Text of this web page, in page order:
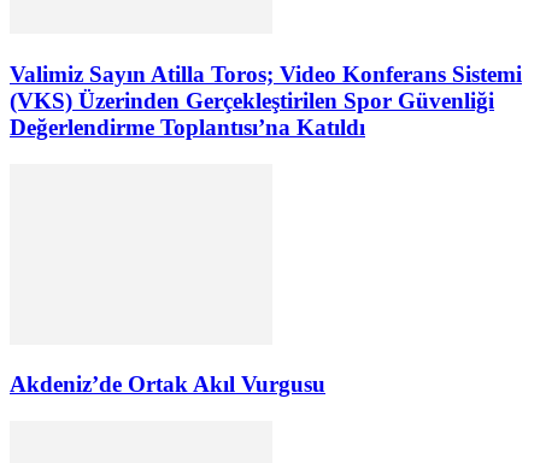
Valimiz Sayın Atilla Toros; Video Konferans Sistemi
(VKS) Üzerinden Gerçekleştirilen Spor Güvenliği
Değerlendirme Toplantısı’na Katıldı
Akdeniz’de Ortak Akıl Vurgusu